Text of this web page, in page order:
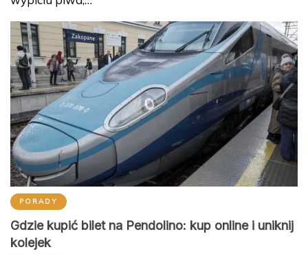
PORADY
Gdzie kupić bilet na Pendolino: kup online i uniknij
kolejek